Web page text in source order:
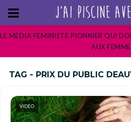
LE MEDIA FEMINISTE PIONNIER QUI
AUX
TAG - PRIX DU PUBLIC
VIDEO